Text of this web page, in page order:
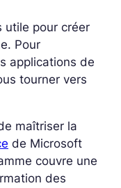
utile pour créer
Pour
applications de
tourner vers
maîtriser la
de Microsoft
couvre une
des